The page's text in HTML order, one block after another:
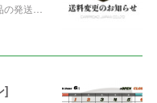
発送…
]